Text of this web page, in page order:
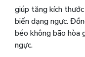
giúp tăng kích
biến dạng ngực.
béo không bão hòa
ngực.